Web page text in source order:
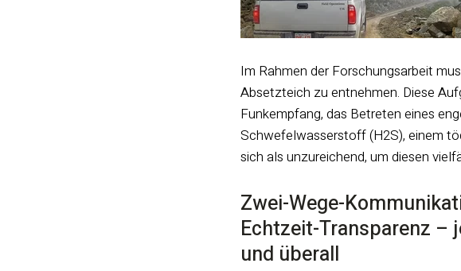
Im Rahmen der Forschungsarbeit
Absetzteich zu entnehmen. Diese
Funkempfang, das Betreten eines
Schwefelwasserstoff (H2S), einem
sich als unzureichend, um diesen
Zwei-Wege-
Echtzeit-Transparenz –
und überall